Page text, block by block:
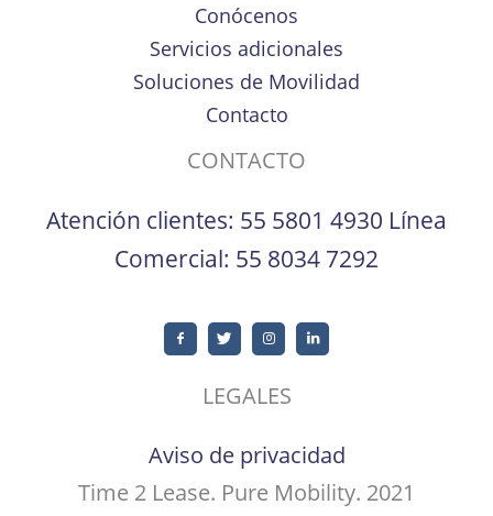
Conócenos
Servicios adicionales
Soluciones de Movilidad
Contacto
CONTACTO
Atención clientes: 55 5801 4930 Línea
Comercial: 55 8034 7292
LEGALES
Aviso de privacidad
Time 2 Lease. Pure Mobility. 2021